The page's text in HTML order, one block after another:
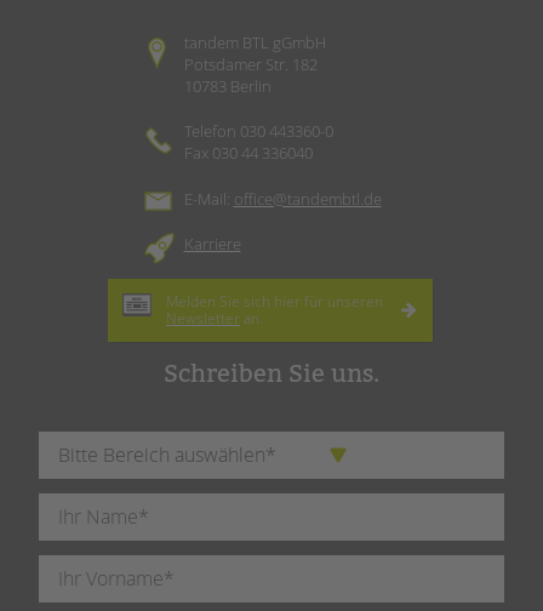
tandem BTL gGmbH
Potsdamer Str. 182
10783 Berlin
Telefon 030 443360-0
Fax 030 44 336040
E-Mail: office@tandembtl.de
Karriere
Melden Sie sich hier für unseren
Newsletter an.
Schreiben Sie uns.